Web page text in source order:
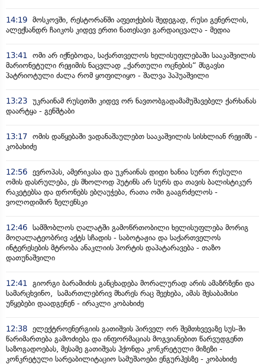
14:19 მოსკოვში, რესტორანში აფეთქების შედეგად, რუსი გენერლის,
ალექსანდრ ჩაიკოს კიდევ ერთი ნათესავი გარდაიცვალა - მედია
13:41
ომი არ იქნებოდა, საქართველოს ხელისუფლებაში სააკაშვილის
მარიონეტული რეჟიმის ნაცვლად „ქართული ოცნების“ მსგავსი
პატრიოტული ძალა რომ ყოფილიყო - შალვა პაპუაშვილი
13:23 უკრაინამ რუსეთში კიდევ ორ ნავთობგადამამუშავებელ ქარხანას
დაარტყა - გენშტაბი
13:17 ომის დაწყებაში ვადანაშაულებთ სააკაშვილის სისხლიან რეჟიმს -
კობახიძე
12:56 ევროპას, ამერიკასა და უკრაინას დიდი ხანია სურთ რუსული
ომის დასრულება, ეს მხოლოდ პუტინს არ სურს და თავის ბალისტიკურ
რაკეტებსა და დრონებს ებღაუჭება, რათა ომი გააგრძელოს -
ვოლოდიმირ ზელენსკი
12:46 სამშობლოს ღალატში გამოწრთობილი ხელისუფლება მორიგ
მოღალატეობრივ აქტს სჩადის - საბოტაჟია და საქართველოს
ინტერესების მტრობა ანაკლიის პორტის დაპატარავება - თაზო
დათუნაშვილი
12:41
გიორგი ბარამიძის განცხადება მორალურად არის ამაზრზენი და
სამარცხვინო, სამართლებრივ მხარეს რაც შეეხება, ამას შესაბამისი
უწყებები დაადგენენ - ირაკლი კობახიძე
12:38 ელექტროენერგიის გათიშვის პირველ ორ შემთხვევაზე სუს-ში
წარიმართება გამოძიება და ინფორმაციას მოგვიანებით წარვუდგენთ
საზოგადოებას, მესამე გათიშვას ჰქონდა კონკრეტული მიზეზი -
კონკრეტული სარეაბილიტაციო სამუშაოები ენგურჰესზე - კობახიძე